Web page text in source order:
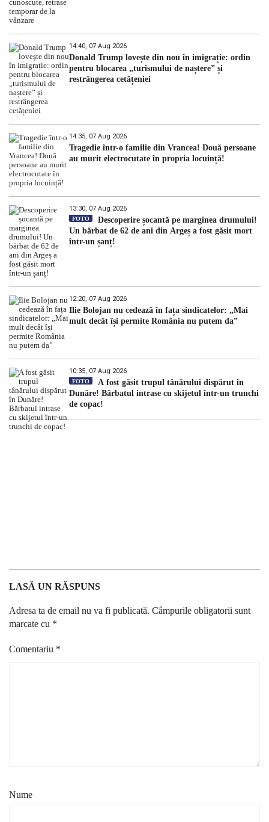
14:40, 07 Aug 2026
Donald Trump lovește din nou în imigrație: ordin
pentru blocarea „turismului de naștere” și
restrângerea cetățeniei
14:35, 07 Aug 2026
Tragedie într-o familie din Vrancea! Două persoane
au murit electrocutate în propria locuință!
13:30, 07 Aug 2026
FOTO
Descoperire șocantă pe marginea drumului!
Un bărbat de 62 de ani din Argeș a fost găsit mort
într-un șanț!
12:20, 07 Aug 2026
Ilie Bolojan nu cedează în fața sindicatelor: „Mai
mult decât își permite România nu putem da”
10:35, 07 Aug 2026
FOTO
A fost găsit trupul tânărului dispărut în
Dunăre! Bărbatul intrase cu skijetul într-un trunchi
de copac!
LASĂ UN RĂSPUNS
Adresa ta de email nu va fi publicată. Câmpurile obligatorii sunt
marcate cu *
Comentariu *
Nume